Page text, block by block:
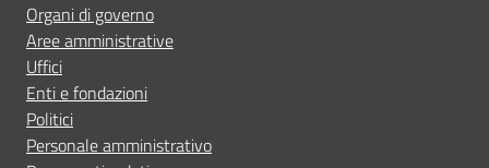
Organi di governo
Aree amministrative
Uffici
Enti e fondazioni
Politici
Personale amministrativo